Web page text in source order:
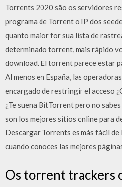
Torrents 2020 são os servidores
programa de Torrent o IP dos
quanto maior for sua lista de
determinado torrent, mais rápido
download. El torrent parece estar
Al menos en España, las
encargado de restringir el acceso
¿Te suena BitTorrent pero no
son los mejores sitios online para
Descargar Torrents es más fácil de
cuando conoces las mejores
Os torrent trackers